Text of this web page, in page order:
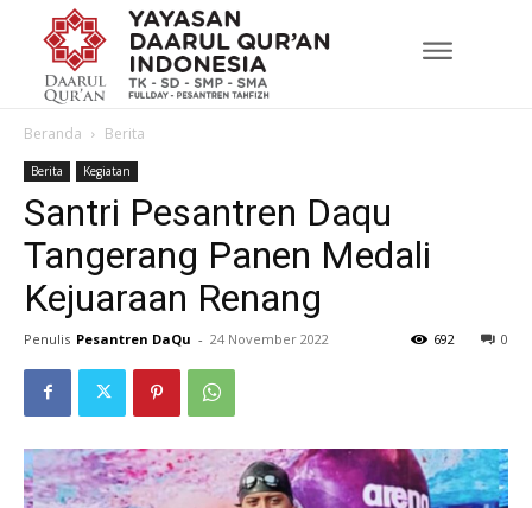
Beranda Berita
Berita Kegiatan
Santri Pesantren Daqu
Tangerang Panen Medali
Kejuaraan Renang
Penulis Pesantren DaQu - 24 November 2022 0
692